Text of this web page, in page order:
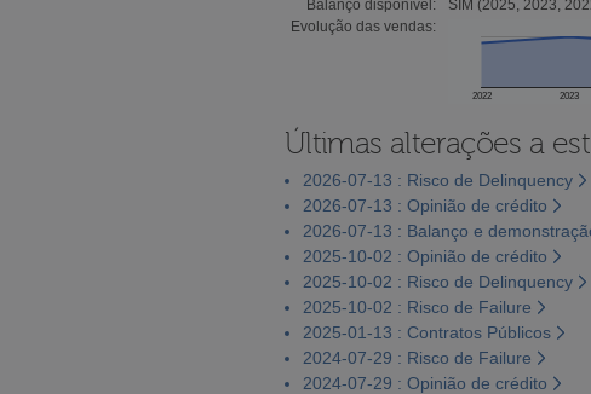
Balanço disponível:
SIM (2025, 2023,
Evolução das vendas:
2022 2023
Últimas alterações a
2026-07-13 : Risco de Delinquency
2026-07-13 : Opinião de crédito
2026-07-13 : Balanço e
2025-10-02 : Opinião de crédito
2025-10-02 : Risco de Delinquency
2025-10-02 : Risco de Failure
2025-01-13 : Contratos Públicos
2024-07-29 : Risco de Failure
2024-07-29 : Opinião de crédito